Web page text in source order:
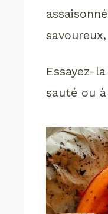
Essayez-
sauté ou